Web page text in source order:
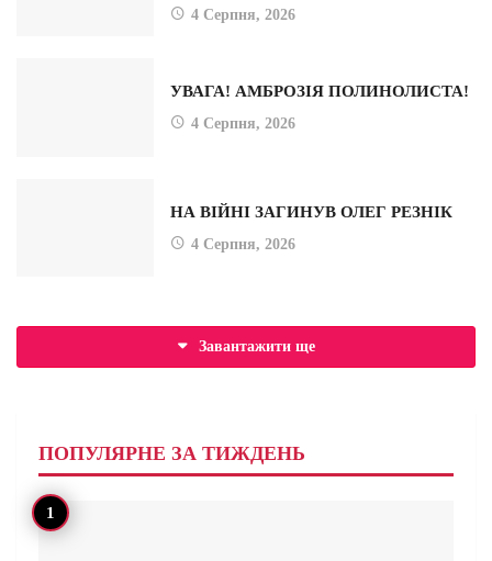
4 Серпня, 2026
УВАГА! АМБРОЗІЯ ПОЛИНОЛИСТА!
4 Серпня, 2026
НА ВІЙНІ ЗАГИНУВ ОЛЕГ РЕЗНІК
4 Серпня, 2026
Завантажити ще
ПОПУЛЯРНЕ ЗА ТИЖДЕНЬ